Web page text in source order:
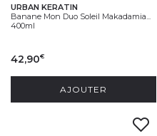
URBAN KERATIN
Banane Mon Duo Soleil Makadamia...
400ml
42,90€
AJOUTER